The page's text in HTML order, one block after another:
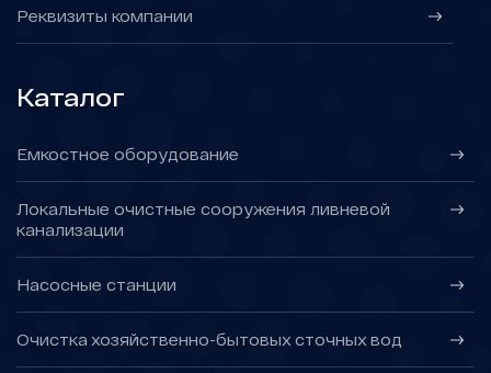
Реквизиты компании
Каталог
Емкостное оборудование
Локальные очистные сооружения ливневой
канализации
Насосные станции
Очистка хозяйственно-бытовых сточных вод